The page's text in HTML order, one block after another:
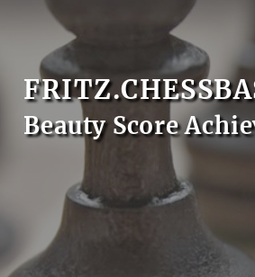
Beauty Score